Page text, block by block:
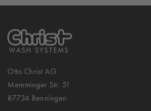
Otto Christ AG
Memminger Str. 51
87734 Benningen